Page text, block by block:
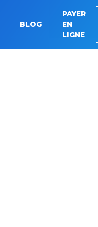
BLOG
PAYER
EN
LIGNE